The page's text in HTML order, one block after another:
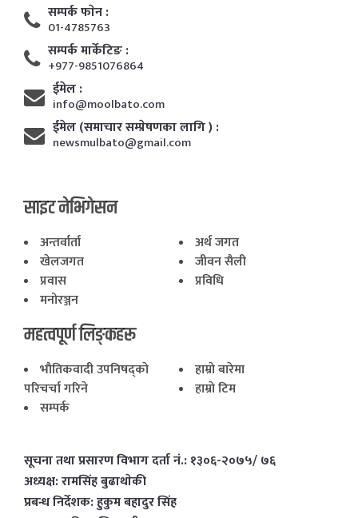
सम्पर्क फाेन :
01-4785763
सम्पर्क मार्केटिङ :
+977-9851076864
ईमेल :
info@moolbato.com
ईमेल (समाचार सम्प्रेषणका लागि ) :
newsmulbato@gmail.com
साइट नेभिगेसन
अन्तर्वार्ता
अर्थ जगत
खेलजगत
जीवन सैली
प्रवास
प्रविधि
मनोरञ्जन
महत्वपूर्ण लिङ्कहरू
भाैतिकवादी उपनिषद्काे
परिचर्चा गरिने
हाम्राे बारेमा
हाम्राे टिम
सम्पर्क
सूचना तथा प्रसारण विभाग दर्ता नं.: १३०६-२०७५/ ७६
अध्यक्ष: रामसिंह बुढाथाेकी
प्रबन्ध निर्देशक: हुकुम बहादुर सिंह